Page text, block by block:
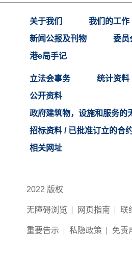
关于我们 我们的工作
新闻公报及刊物
委员
港e局手记
立法会事务 统计资料
公开资料
政府建筑物，设施和服务的
招标资料 / 已批准订立的合
相关网址
2022 版权
无障碍浏览 网页指南 联
重要告示 私隐政策 免责